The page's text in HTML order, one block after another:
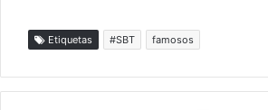
Etiquetas #SBT famosos